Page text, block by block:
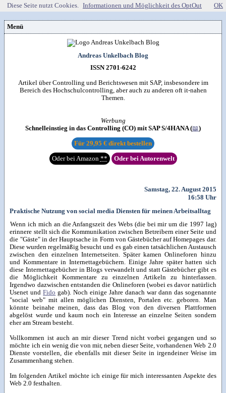
Menü
unkelbach.expert
Internet (149)
Office (90)
Apps für Android
Webempfehlungen
Workshop & Seminar
Autorenleben
Weitere Projekte
Datenschutzerklärung
Andreas Unkelbach Blog
ISSN 2701-6242
Artikel über Controlling und Berichtswesen mit SAP, insbesondere im
Bereich des Hochschulcontrolling, aber auch zu anderen oft it-nahen
Themen.
Werbung
Schnelleinstieg in das Controlling (CO) mit SAP S/4HANA (📖)
Für 29,95 € direkt bestellen
Oder bei Amazon ** Oder bei Autorenwelt
Samstag, 22. August 2015
16:58 Uhr
Praktische Nutzung von social media Diensten für meinen Arbeitsalltag
Wenn ich mich an die Anfangszeit des Webs (die bei mir um die 1997 lag)
erinnere stellt sich die Kommunikation zwischen Betreibern einer Seite und
die "Gäste" in der Hauptsache in Form von Gästebücher auf Homepages dar.
Diese wurden regelmäßig besucht und es gab einen tatsächlichen Austausch
zwischen den einzelnen Internetseiten. Später kamen Onlineforen hinzu
und Kommentare in Internettagebüchern. Einige Jahre später hatten sich
diese Internettagebücher in Blogs verwandelt und statt Gästebücher gibt es
die Möglichkeit Kommentare zu einzelnen Artikeln zu hinterlassen.
Irgendwo dazwischen entstanden die Onlineforen (wobei es davor natürlich
Usenet undFido gab). Noch einige Jahre danach war dann das sogenannte
"social web" mit allen möglichen Diensten, Portalen etc. geboren. Man
könnte beinahe meinen, dass das Blog von den diversen Plattformen
abgelöst wurde und kaum noch ein Interesse an einzelne Seiten sondern
eher am Stream besteht.
Vollkommen ist auch an mir dieser Trend nicht vorbei gegangen und so
möchte ich ein wenig die von mir, neben dieser Seite, vorhandenen Web 2.0
Dienste vorstellen, die ebenfalls mit dieser Seite in irgendeiner Weise im
Zusammenhang stehen.
Im folgenden Artikel möchte ich einige für mich interessanten Aspekte des
Web 2.0 festhalten.
Diese Seite nutzt Cookies. Informationen und Möglichkeit des OptOut OK